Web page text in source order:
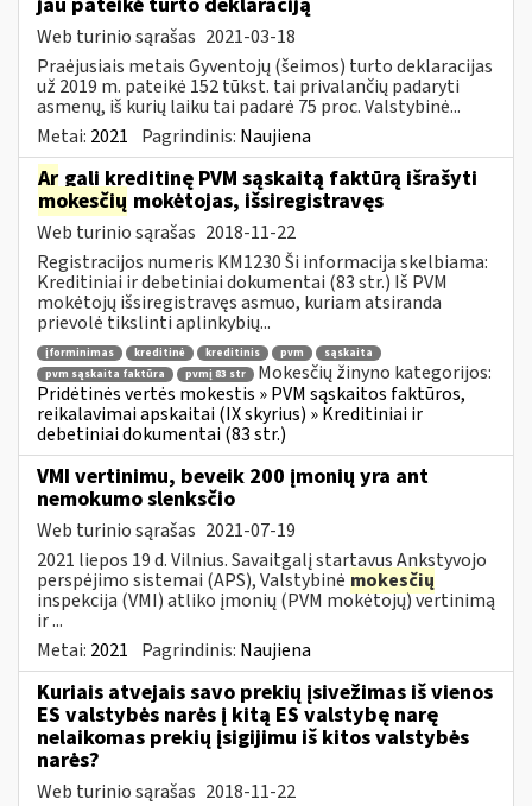
Web turinio sąrašas 2021-03-18
Praėjusiais metais Gyventojų (šeimos) turto deklaracijas
už 2019 m. pateikė 152 tūkst. tai privalančių padaryti
asmenų, iš kurių laiku tai padarė 75 proc. Valstybinė...
Metai: 2021 Pagrindinis: Naujiena
Ar gali kreditinę PVM sąskaitą faktūrą išrašyti
mokesčių mokėtojas, išsiregistravęs
Web turinio sąrašas 2018-11-22
Registracijos numeris KM1230 Ši informacija skelbiama:
Kreditiniai ir debetiniai dokumentai (83 str.) Iš PVM
mokėtojų išsiregistravęs asmuo, kuriam atsiranda
prievolė tikslinti aplinkybių...
įforminimas kreditinė kreditinis pvm
sąskaita
pvm sąskaita faktūra
pvmį 83 str
Mokesčių žinyno kategorijos:
Pridėtinės vertės mokestis » PVM sąskaitos faktūros,
reikalavimai apskaitai (IX skyrius) » Kreditiniai ir
debetiniai dokumentai (83 str.)
VMI vertinimu, beveik 200 įmonių yra ant
nemokumo slenksčio
Web turinio sąrašas 2021-07-19
2021 liepos 19 d. Vilnius. Savaitgalį startavus Ankstyvojo
perspėjimo sistemai (APS), Valstybinė mokesčių
inspekcija (VMI) atliko įmonių (PVM mokėtojų) vertinimą
ir ...
Metai: 2021 Pagrindinis: Naujiena
Kuriais atvejais savo prekių įsivežimas iš vienos
ES valstybės narės į kitą ES valstybę narę
nelaikomas prekių įsigijimu iš kitos valstybės
narės?
Web turinio sąrašas 2018-11-22